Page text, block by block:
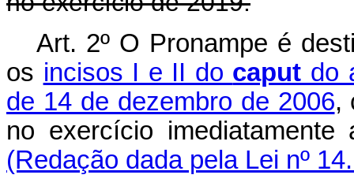
Art. 2º O Pronampe é
os incisos I e II do caput do
de 14 de dezembro de 2006,
no exercício
(Redação dada pela Lei nº